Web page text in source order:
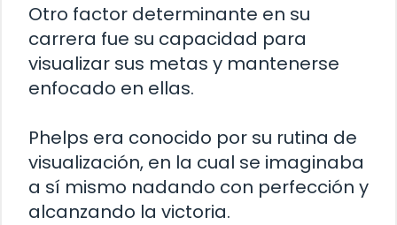
Otro factor determinante en su
carrera fue su capacidad para
visualizar sus metas y mantenerse
enfocado en ellas.
Phelps era conocido por su rutina de
visualización, en la cual se imaginaba
a sí mismo nadando con perfección y
alcanzando la victoria.